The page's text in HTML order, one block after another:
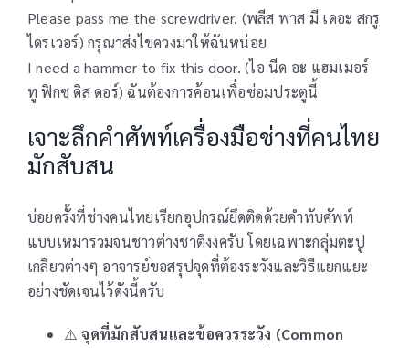
Please pass me the screwdriver. (พลีส พาส มี เดอะ สกรู
ไดรเวอร์) กรุณาส่งไขควงมาให้ฉันหน่อย
I need a hammer to fix this door. (ไอ นีด อะ แฮมเมอร์
ทู ฟิกซฺ ดิส ดอร์) ฉันต้องการค้อนเพื่อซ่อมประตูนี้
เจาะลึกคำศัพท์เครื่องมือช่างที่คนไทย
มักสับสน
บ่อยครั้งที่ช่างคนไทยเรียกอุปกรณ์ยึดติดด้วยคำทับศัพท์
แบบเหมารวมจนชาวต่างชาติงงครับ โดยเฉพาะกลุ่มตะปู
เกลียวต่างๆ อาจารย์ขอสรุปจุดที่ต้องระวังและวิธีแยกแยะ
อย่างชัดเจนไว้ดังนี้ครับ
⚠️จุดที่มักสับสนและข้อควรระวัง (Common